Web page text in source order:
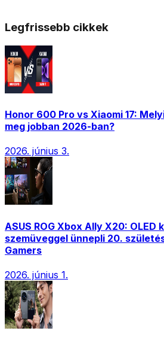
Legfrissebb cikkek
Honor 600 Pro vs Xiaomi 17:
meg jobban 2026-ban?
2026. június 3.
ASUS ROG Xbox Ally X20: OLED
szemüveggel ünnepli 20.
Gamers
2026. június 1.